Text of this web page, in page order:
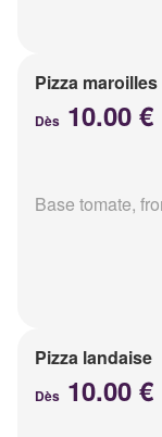
Pizza maroilles
Dès 10.00 €
Base tomate,
Pizza landaise
Dès 10.00 €